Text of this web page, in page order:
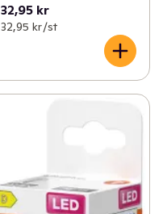
32,95 kr
32,95 kr /st